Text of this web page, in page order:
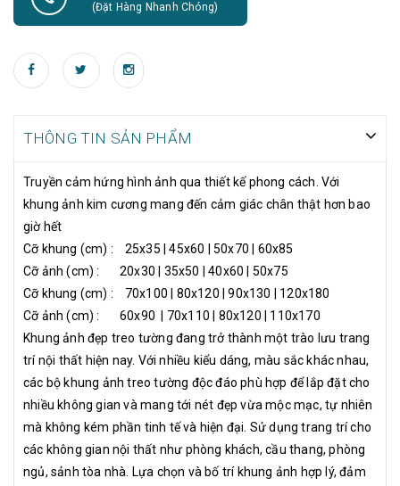
nhau, các bộ khung ảnh treo tường độc đáo phù hợp để lắp đặt
nhiên mà không kém phần tinh tế và hiện đại. Sử dụng trang trí
cho các không gian nội thất như phòng khách, cầu thang, phòng
bạn sẽ hoàn toàn hài lòng với nội thất không gian ngôi nhà mình.
(Đặt Hàng Nhanh Chóng)
THÔNG TIN SẢN PHẨM
Truyền cảm hứng hình ảnh qua thiết kế phong cách. Với
khung ảnh kim cương mang đến cảm giác chân thật hơn bao
giờ hết
Cỡ khung (cm) : 25x35 | 45x60 | 50x70 | 60x85
Cỡ ảnh (cm) : 20x30 | 35x50 | 40x60 | 50x75
Cỡ khung (cm) : 70x100 | 80x120 | 90x130 | 120x180
Cỡ ảnh (cm) : 60x90 | 70x110 | 80x120 | 110x170
Khung ảnh đẹp treo tường đang trở thành một trào lưu trang
trí nội thất hiện nay. Với nhiều kiểu dáng, màu sắc khác nhau,
các bộ khung ảnh treo tường độc đáo phù hợp để lắp đặt cho
nhiều không gian và mang tới nét đẹp vừa mộc mạc, tự nhiên
mà không kém phần tinh tế và hiện đại. Sử dụng trang trí cho
các không gian nội thất như phòng khách, cầu thang, phòng
ngủ, sảnh tòa nhà. Lựa chọn và bố trí khung ảnh hợp lý, đảm